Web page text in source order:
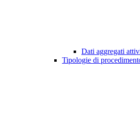
Dati aggregati
Tipologie di